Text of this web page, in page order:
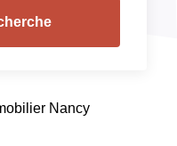
Nancy